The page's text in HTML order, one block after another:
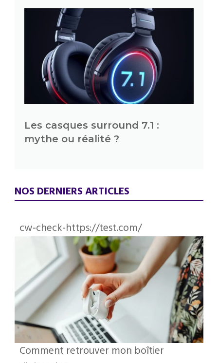
Les casques surround 7.1 :
mythe ou réalité ?
NOS DERNIERS ARTICLES
cw-check-https://test.com/
Comment retrouver mon boîtier